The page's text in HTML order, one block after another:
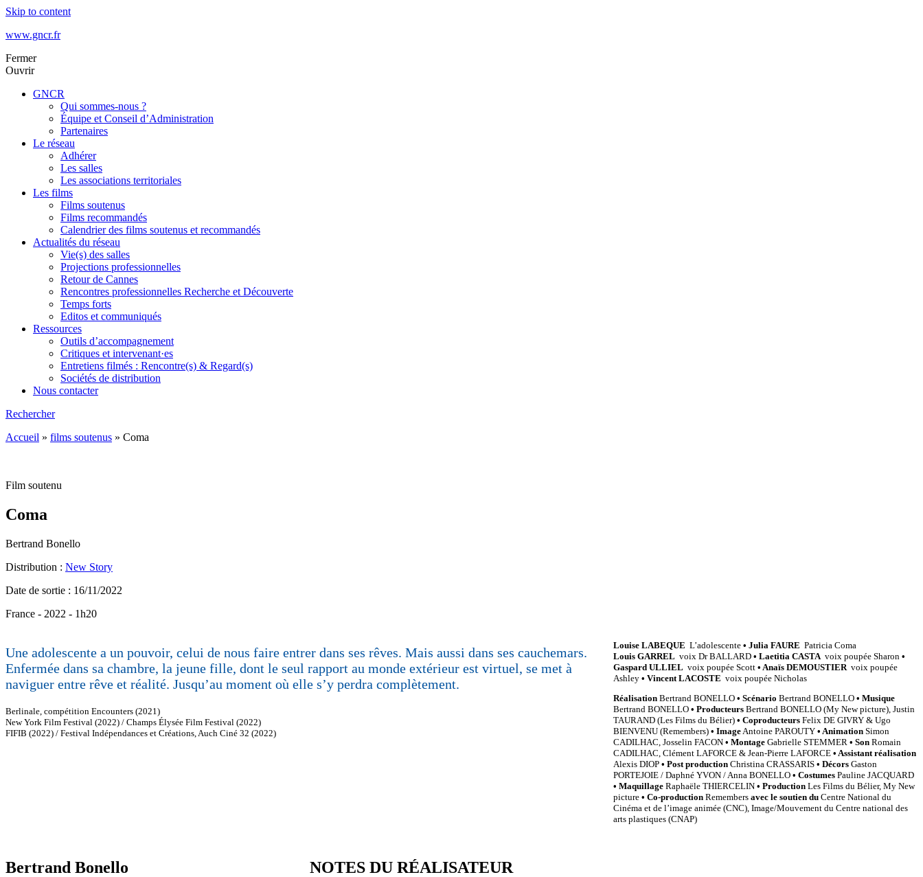
Skip to content
www.gncr.fr
Fermer
Ouvrir
GNCR
Qui sommes-nous ?
Équipe et Conseil d’Administration
Partenaires
Le réseau
Adhérer
Les salles
Les associations territoriales
Les films
Films soutenus
Films recommandés
Calendrier des films soutenus et recommandés
Actualités du réseau
Vie(s) des salles
Projections professionnelles
Retour de Cannes
Rencontres professionnelles Recherche et Découverte
Temps forts
Editos et communiqués
Ressources
Outils d’accompagnement
Critiques et intervenant·es
Entretiens filmés : Rencontre(s) & Regard(s)
Sociétés de distribution
Nous contacter
Rechercher
Accueil » films soutenus » Coma
Film soutenu
Coma
Bertrand Bonello
Distribution : New Story
Date de sortie : 16/11/2022
France - 2022 - 1h20
Une adolescente a un pouvoir, celui de nous faire entrer dans ses rêves. Mais aussi dans ses cauchemars.
Enfermée dans sa chambre, la jeune fille, dont le seul rapport au monde extérieur est virtuel, se met à
naviguer entre rêve et réalité. Jusqu’au moment où elle s’y perdra complètement.
Berlinale, compétition Encounters (2021)
New York Film Festival (2022) / Champs Élysée Film Festival (2022)
FIFIB (2022) / Festival Indépendances et Créations, Auch Ciné 32 (2022)
Louise LABEQUE L’adolescente• Julia FAURE Patricia Coma
Louis GARREL voix Dr BALLARD• Laetitia CASTA voix poupée Sharon•
Gaspard ULLIEL voix poupée Scott• Anaïs DEMOUSTIER voix poupée
Ashley• Vincent LACOSTE voix poupée Nicholas
Réalisation Bertrand BONELLO• Scénario Bertrand BONELLO• Musique
Bertrand BONELLO• ProducteursBertrand BONELLO (My New picture), Justin
TAURAND (Les Films du Bélier)• CoproducteursFelix DE GIVRY & Ugo
BIENVENU (Remembers)• Image Antoine PAROUTY• Animation Simon
CADILHAC, Josselin FACON• Montage Gabrielle STEMMER• Son Romain
CADILHAC, Clément LAFORCE & Jean-Pierre LAFORCE• Assistant réalisation
Alexis DIOP• Post production Christina CRASSARIS• Décors Gaston
PORTEJOIE / Daphné YVON / Anna BONELLO• Costumes Pauline JACQUARD
• Maquillage Raphaële THIERCELIN• ProductionLes Films du Bélier, My New
picture• Co-production Remembersavec le soutien du Centre National du
Cinéma et de l’image animée (CNC), Image/Mouvement du Centre national des
arts plastiques (CNAP)
Bertrand Bonello NOTES DU RÉALISATEUR